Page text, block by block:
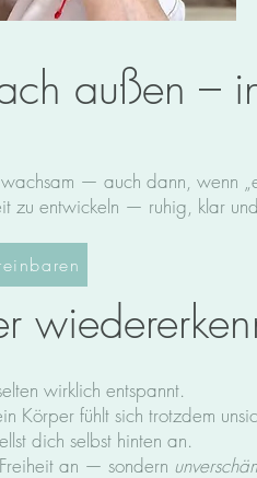
außen –
— auch dann, wenn
zu entwickeln — ruhig, klar und
wirklich entspannt.
Körper fühlt sich trotzdem
dich selbst hinten an.
an — sondern